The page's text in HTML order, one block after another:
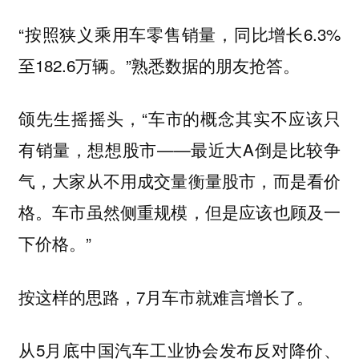
“按照狭义乘用车零售销量，同比增长6.3%
至182.6万辆。”熟悉数据的朋友抢答。
颌先生摇摇头，“车市的概念其实不应该只
有销量，想想股市——最近大A倒是比较争
气，大家从不用成交量衡量股市，而是看价
格。车市虽然侧重规模，但是应该也顾及一
下价格。”
按这样的思路，7月车市就难言增长了。
从5月底中国汽车工业协会发布反对降价、